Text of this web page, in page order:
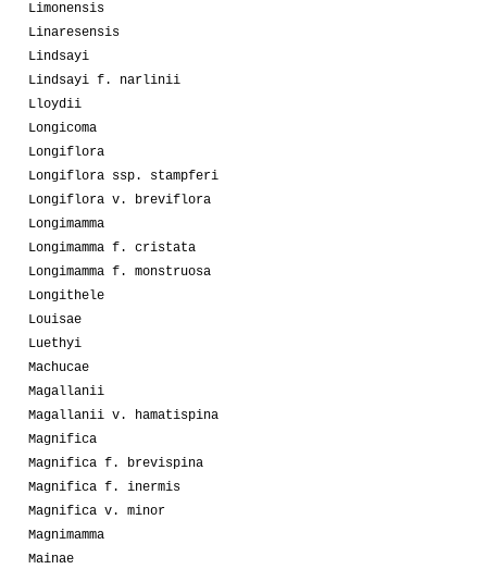
Limonensis
Linaresensis
Lindsayi
Lindsayi f. narlinii
Lloydii
Longicoma
Longiflora
Longiflora ssp. stampferi
Longiflora v. breviflora
Longimamma
Longimamma f. cristata
Longimamma f. monstruosa
Longithele
Louisae
Luethyi
Machucae
Magallanii
Magallanii v. hamatispina
Magnifica
Magnifica f. brevispina
Magnifica f. inermis
Magnifica v. minor
Magnimamma
Mainae